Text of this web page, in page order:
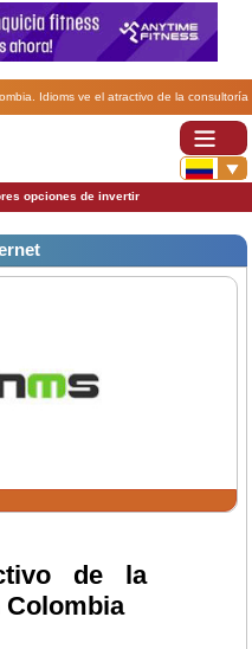
Idioms ve el atractivo de la consultoría
opciones de invertir
de la